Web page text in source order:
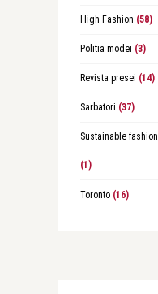
High Fashion (58)
Politia modei (3)
Revista presei (14)
Sarbatori (37)
Sustainable fashion
(1)
Toronto(16)